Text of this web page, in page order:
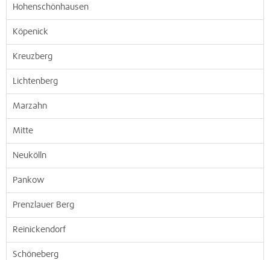
Hohenschönhausen
Köpenick
Kreuzberg
Lichtenberg
Marzahn
Mitte
Neukölln
Pankow
Prenzlauer Berg
Reinickendorf
Schöneberg